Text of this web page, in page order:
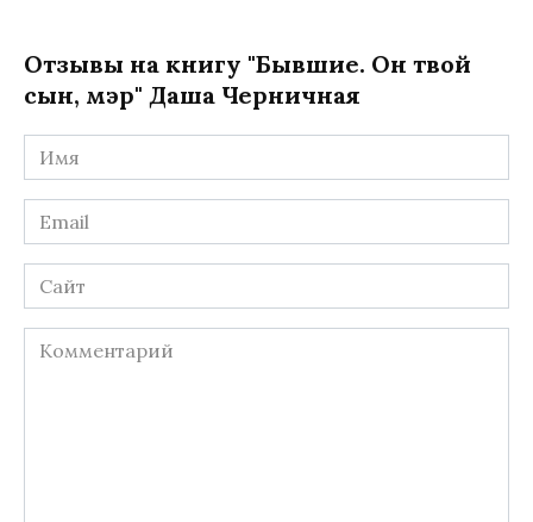
Отзывы на книгу "Бывшие. Он твой
сын, мэр" Даша Черничная
Имя
*
Email
*
Сайт
Комментарий